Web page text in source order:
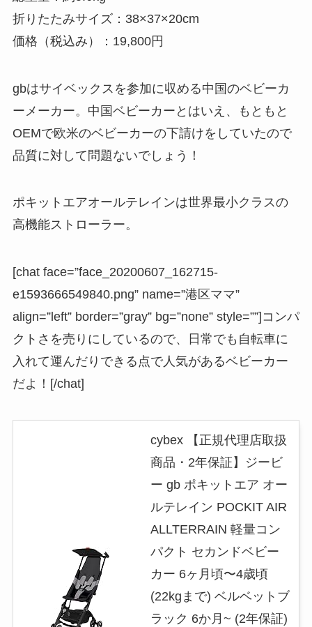
折りたたみサイズ：38×37×20cm
価格（税込み）：19,800円
gbはサイベックスを参加に収める中国のベビーカ
ーメーカー。中国ベビーカーとはいえ、もともと
OEMで欧米のベビーカーの下請けをしていたので
品質に対して問題ないでしょう！
ポキットエアオールテレインは世界最小クラスの
高機能ストローラー。
[chat face=”face_20200607_162715-
e1593666549840.png” name=”港区ママ”
align=”left” border=”gray” bg=”none” style=””]コンパ
クトさを売りにしているので、日常でも自転車に
入れて運んだりできる点で人気があるベビーカー
だよ！[/chat]
cybex 【正規代理店取扱
商品・2年保証】ジービ
ー gb ポキットエア オー
ルテレイン POCKIT AIR
ALLTERRAIN 軽量コン
パクト セカンドベビー
カー 6ヶ月頃〜4歳頃
(22kgまで) ベルベットブ
ラック 6か月~ (2年保証)